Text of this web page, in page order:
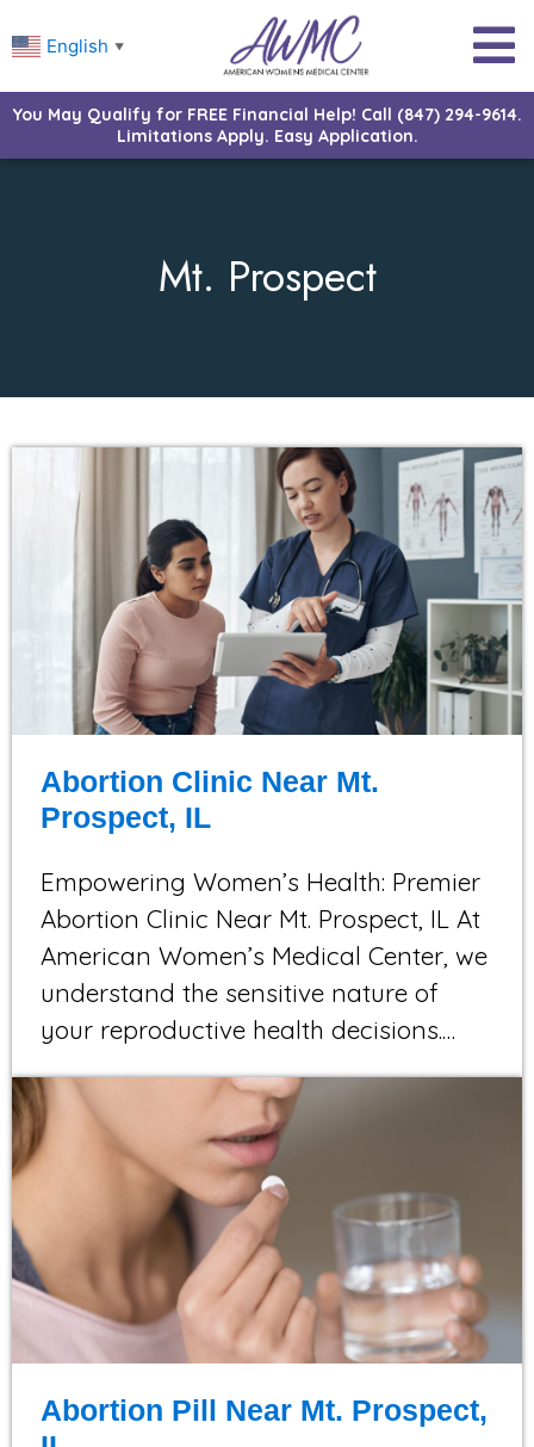
English ▼
You May Qualify for FREE Financial Help! Call (847) 294-9614.
Limitations Apply. Easy Application.
Mt. Prospect
Abortion Clinic Near Mt.
Prospect, IL
Empowering Women’s Health: Premier
Abortion Clinic Near Mt. Prospect, IL At
American Women’s Medical Center, we
understand the sensitive nature of
your reproductive health decisions.…
Abortion Pill Near Mt. Prospect,